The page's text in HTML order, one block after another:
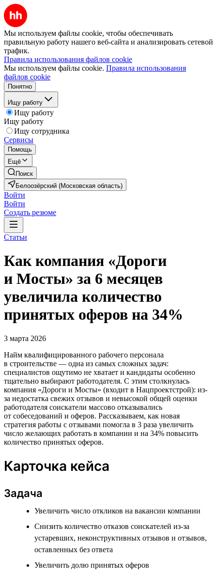
Мы используем файлы cookie, чтобы обеспечивать
правильную работу нашего веб-сайта и анализировать сетевой
трафик.
Правила использования файлов cookie
Мы используем файлы cookie. Правила использования
файлов cookie
Понятно
Ищу работу
Ищу работу
Ищу работу
Ищу сотрудника
Сервисы
Помощь
Ещё
Поиск
Белоозёрский (Московская область)
Войти
Войти
Создать резюме
Статьи
Как компания «Дороги
и Мосты» за 6 месяцев
увеличила количество
принятых оферов на 34%
3 марта 2026
Найм квалифицированного рабочего персонала
в строительстве — одна из самых сложных задач:
специалистов ощутимо не хватает и кандидаты особенно
тщательно выбирают работодателя. С этим столкнулась
компания «Дороги и Мосты» (входит в Нацпроектстрой): из-
за недостатка свежих отзывов и невысокой общей оценки
работодателя соискатели массово отказывались
от собеседований и оферов. Рассказываем, как новая
стратегия работы с отзывами помогла в 3 раза увеличить
число желающих работать в компании и на 34% повысить
количество принятых оферов.
Карточка кейса
Задача
Увеличить число откликов на вакансии компании
Снизить количество отказов соискателей из-за
устаревших, неконструктивных отзывов и отзывов,
оставленных без ответа
Увеличить долю принятых оферов